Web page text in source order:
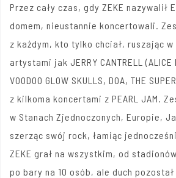
Przez cały czas, gdy ZEKE nazywalił
domem, nieustannie koncertowali.
z każdym, kto tylko chciał, ruszając
artystami jak JERRY CANTRELL (ALICE
VOODOO GLOW SKULLS, DOA, THE
z kilkoma koncertami z PEARL JAM.
w Stanach Zjednoczonych, Europie,
szerząc swój rock, łamiąc
ZEKE grał na wszystkim, od
po bary na 10 osób, ale duch